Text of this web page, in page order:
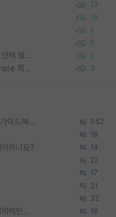
13
16
2
2
타대학원 컨텍 준비중인데, 지도교수님께는 언제 말씀드려야 할까요? 2
우리나라도 학구 열풍보면 Higher Doctorate 학위가 필요하다고 봅니다. 3
[무료] 2026 미국 대학원 유학 스타터팩 - 가이드북 & 합격자 컨택메일 템플릿 652
19
하나요? 14
22
17
21
32
박사진학하기에 2억은 괜찮은 (?) 정도의 경제력인가요 16